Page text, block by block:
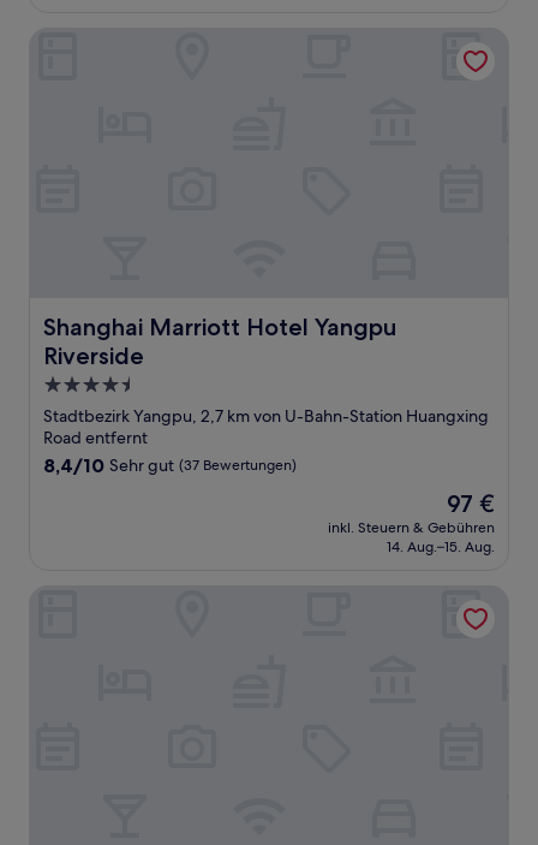
Shanghai Marriott Hotel Yangpu
Riverside
Shanghai Marriott Hotel Yangpu Riverside
4.5-
Sterne-
Unterkunft
Stadtbezirk Yangpu, 2,7 km von U-Bahn-Station Huangxing
Road entfernt
8.4
Bewertungen)
8,4/10 Sehr gut (37 Bewertungen)
Der
Preis
beträgt
97 €
inkl. Steuern & Gebühren
14. Aug.–15. Aug.